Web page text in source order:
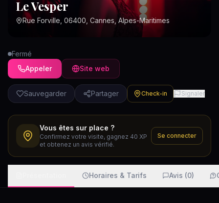
Le Vesper
Rue Forville, 06400, Cannes, Alpes-Maritimes
Fermé
Appeler
Site web
Sauvegarder Partager Check-in Signaler
Vous êtes sur place ?
Confirmez votre visite, gagnez 40 XP
et obtenez un avis vérifié.
Se connecter
Horaires & Tarifs Avis (0)